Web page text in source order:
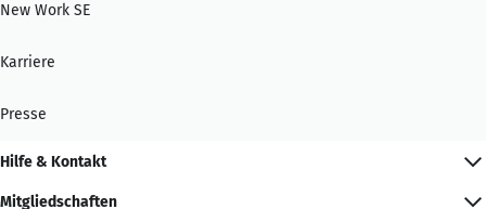
New Work SE
Karriere
Presse
Hilfe & Kontakt
Mitgliedschaften